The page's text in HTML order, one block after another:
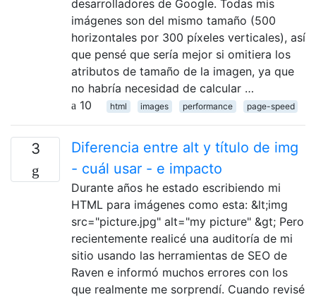
desarrolladores de Google. Todas mis
imágenes son del mismo tamaño (500
horizontales por 300 píxeles verticales), así
que pensé que sería mejor si omitiera los
atributos de tamaño de la imagen, ya que
no habría necesidad de calcular …
10
html images performance page-speed
3
Diferencia entre alt y título de img
- cuál usar - e impacto
Durante años he estado escribiendo mi
HTML para imágenes como esta: &lt;img
src="picture.jpg" alt="my picture" &gt; Pero
recientemente realicé una auditoría de mi
sitio usando las herramientas de SEO de
Raven e informó muchos errores con los
que realmente me sorprendí. Cuando revisé